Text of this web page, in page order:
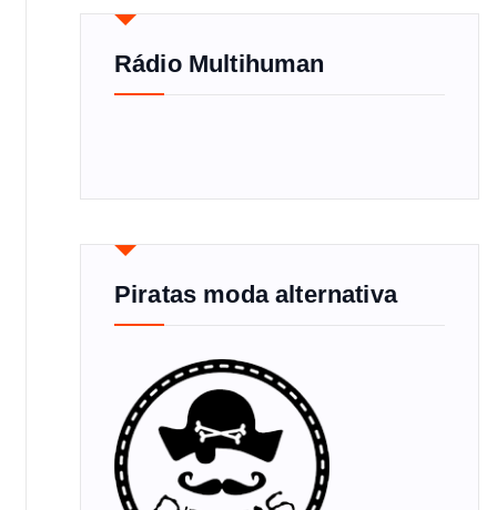
Rádio Multihuman
Piratas moda alternativa